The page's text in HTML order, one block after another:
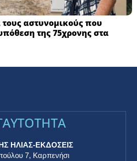
τους αστυνομικούς που
της 75χρονης στα
ΗΛΙΑΣ-ΕΚΔΟΣΕΙΣ
7, Καρπενήσι